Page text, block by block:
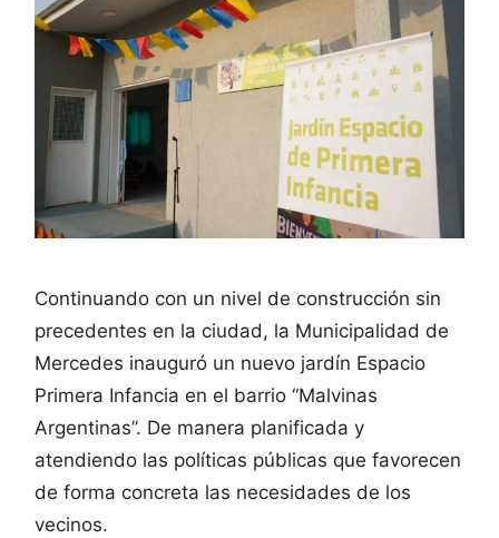
Continuando con un nivel de construcción sin
precedentes en la ciudad, la Municipalidad de
Mercedes inauguró un nuevo jardín Espacio
Primera Infancia en el barrio “Malvinas
Argentinas”. De manera planificada y
atendiendo las políticas públicas que favorecen
de forma concreta las necesidades de los
vecinos.